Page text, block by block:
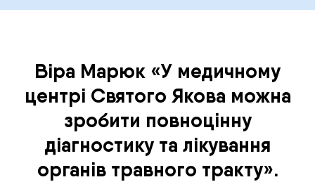
Віра Марюк «У медичному
центрі Святого Якова можна
зробити повноцінну
діагностику та лікування
органів травного тракту».